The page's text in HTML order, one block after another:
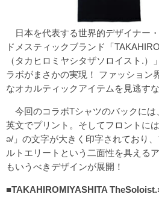
日本を代表する世界的デザイナー
ドメスティックブランド「
（タカヒロミヤシタザソロイスト.）
ラボがまさかの実現！ ファッション
なオカルティックアイテムを見逃す
今回のコラボTシャツのバックには
英文でプリント。そしてフロントに
ə/」の文字が大きく印字されており
ルトエリートという二面性を具える
もいうべきデザインが展開！
■TAKAHIROMIYASHITA